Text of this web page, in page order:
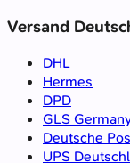
Versand
DHL
Hermes
DPD
GLS
Deutsche
UPS